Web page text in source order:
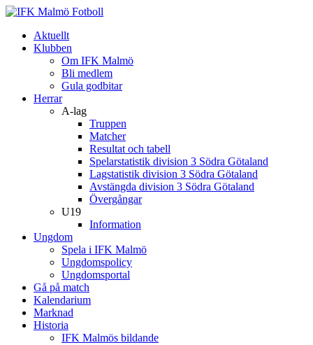
Aktuellt
Klubben
Om IFK Malmö
Bli medlem
Gula godbitar
Herrar
A-lag
Truppen
Matcher
Resultat och tabell
Spelarstatistik division 3 Södra Götaland
Lagstatistik division 3 Södra Götaland
Avstängda division 3 Södra Götaland
Övergångar
U19
Information
Ungdom
Spela i IFK Malmö
Ungdomspolicy
Ungdomsportal
Gå på match
Kalendarium
Marknad
Historia
IFK Malmös bildande